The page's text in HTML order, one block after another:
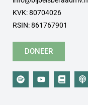
KVK: 80704026
RSIN: 861767901
DONEER